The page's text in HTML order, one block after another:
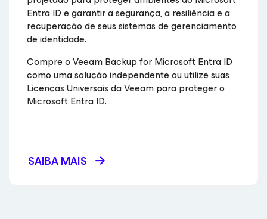
Entra ID e garantir a segurança, a resiliência e a
recuperação de seus sistemas de gerenciamento
de identidade.
Compre o Veeam Backupfor Microsoft Entra ID
como uma solução independente ou utilize suas
Licenças Universais da Veeam para proteger o
Microsoft Entra ID.
SAIBA MAIS